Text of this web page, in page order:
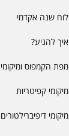
לוח שנה אקדמי
איך להגיע?
מפת הקמפוס ומיקומי
מיקומי קפיטריות
מיקומי